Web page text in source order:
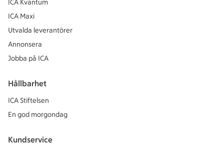
ICA Kvantum
ICA Maxi
Utvalda leverantörer
Annonsera
Jobba på ICA
Hållbarhet
ICA Stiftelsen
En god morgondag
Kundservice